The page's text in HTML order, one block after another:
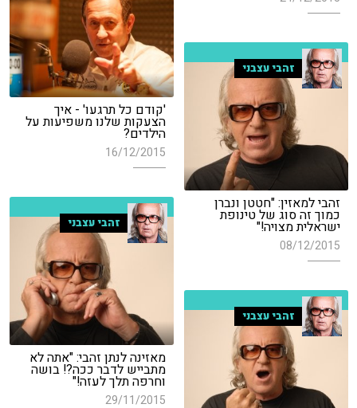
'קודם כל תרגעו' - איך
הצעקות שלנו משפיעות על
הילדים?
16/12/2015
זהבי עצבני
זהבי למאזין: "חטטן ונברן
כמוך זה סוג של טינופת
ישראלית מצויה!"
08/12/2015
זהבי עצבני
מאזינה לנתן זהבי: "אתה לא
מתבייש לדבר ככה?! בושה
וחרפה תלך לעזה!"
29/11/2015
זהבי עצבני